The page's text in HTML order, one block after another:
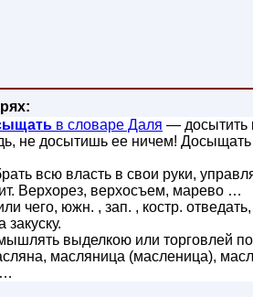
в словаре Даля — досытить
не досытишь ее ничем!
всю власть в свои руки,
Верхорез, верхосъем, марево …
чего, южн. , зап. , костр.
закуску.
выделкою или торговлей
масляница (масленица),
…